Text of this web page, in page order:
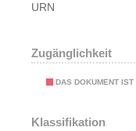
URN
Zugänglichkeit
DAS DOKUMENT
Klassifikation